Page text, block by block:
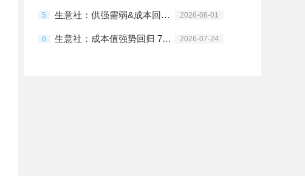
5 生意社：供强需弱&成本回归 7月PC先跌后涨 2026-08-01
6 生意社：成本值强势回归 7月后半PC行情冲高 2026-07-24